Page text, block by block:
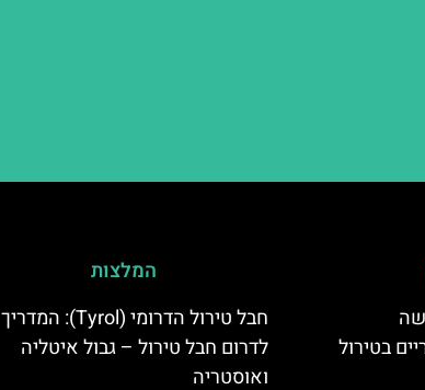
בטירול
המלצות
חבל טירול הדרומי (Tyrol): המדריך
לדרום חבל טירול – גבול איטליה
ואוסטריה